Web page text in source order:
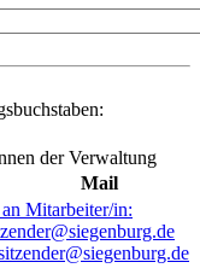
der Verwaltung
Mail